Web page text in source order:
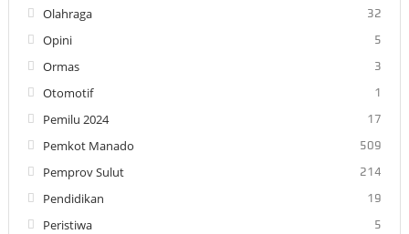
Olahraga 32
Opini 5
Ormas 3
Otomotif 1
Pemilu 2024 17
Pemkot Manado 509
Pemprov Sulut 214
Pendidikan 19
Peristiwa 5